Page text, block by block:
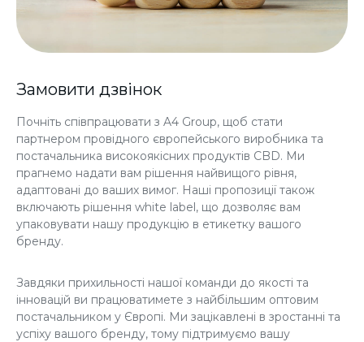
Замовити дзвінок
Почніть співпрацювати з A4 Group, щоб стати
партнером провідного європейського виробника та
постачальника високоякісних продуктів CBD. Ми
прагнемо надати вам рішення найвищого рівня,
адаптовані до ваших вимог. Наші пропозиції також
включають рішення white label, що дозволяє вам
упаковувати нашу продукцію в етикетку вашого
бренду.
Завдяки прихильності нашої команди до якості та
інновацій ви працюватимете з найбільшим оптовим
постачальником у Європі. Ми зацікавлені в зростанні та
успіху вашого бренду, тому підтримуємо вашу